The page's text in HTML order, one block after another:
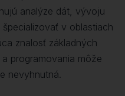
analýze dát, vývoju
v oblastiach
znalosť základných
programovania môže
nevyhnutná.